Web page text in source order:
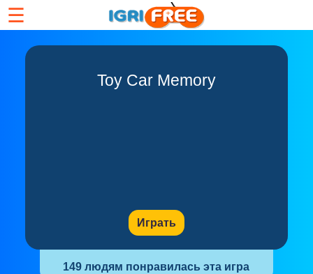
☰
Toy Car Memory
Играть
149 людям понравилась эта игра